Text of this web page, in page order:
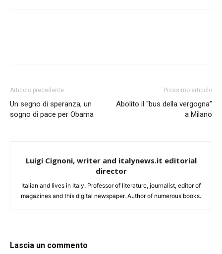
Articolo precedente
Un segno di speranza, un
sogno di pace per Obama
Prossimo articolo
Abolito il “bus della vergogna”
a Milano
Luigi Cignoni, writer and italynews.it editorial
director
Italian and lives in Italy. Professor of literature, journalist, editor of
magazines and this digital newspaper. Author of numerous books.
Lascia un commento